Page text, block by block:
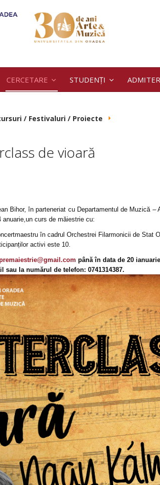
CERCETARE STUDENȚI
/ Festivaluri / Proiecte
de vioară
Bihor, în parteneriat cu Departamentul de Muzică –
curs de măiestrie cu:
în cadrul Orchestrei Filarmonicii de Stat
activi este 10.
până în data de 20
sau la numărul de telefon: 0741314387.